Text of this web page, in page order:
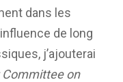
dans les
de long
j’ajouterai
Committee on